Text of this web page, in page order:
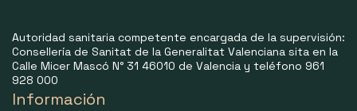
Autoridad sanitaria competente encargada de la supervisión:
Consellería de Sanitat de la Generalitat Valenciana sita en la
Calle Micer Mascó N° 31 46010 de Valencia y teléfono 961
928 000
Información